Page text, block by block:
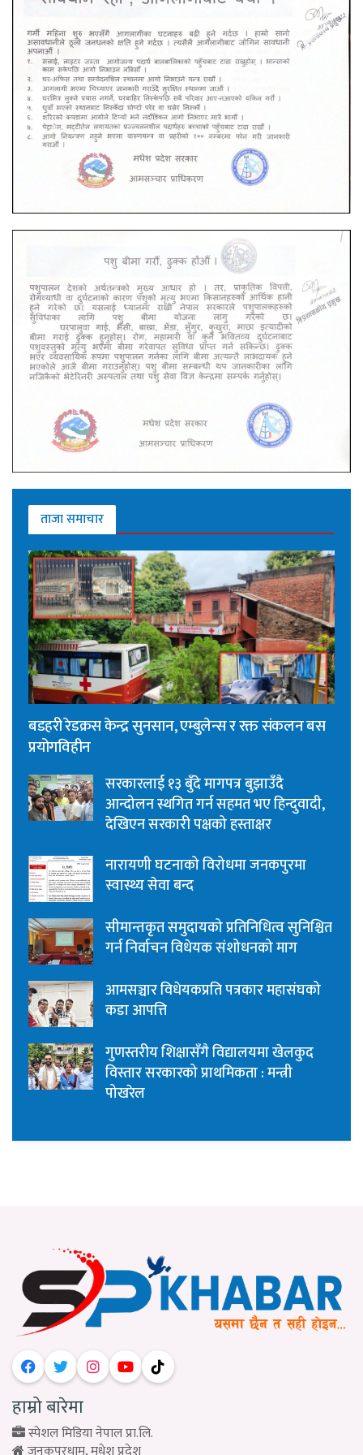
ताजा समाचार
बडहरी रेडक्रस केन्द्र सुनसान, एम्बुलेन्स र रक्त संकलन बस
प्रयोगविहीन
सरकारलाई १३ बुँदे मागपत्र बुझाउँदै
आन्दोलन स्थगित गर्न सहमत भए हिन्दुवादी,
देखिएन सरकारी पक्षको हस्ताक्षर
नारायणी घटनाको विरोधमा जनकपुरमा
स्वास्थ्य सेवा बन्द
सीमान्तकृत समुदायको प्रतिनिधित्व सुनिश्चित
गर्न निर्वाचन विधेयक संशोधनको माग
आमसञ्चार विधेयकप्रति पत्रकार महासंघको
कडा आपत्ति
गुणस्तरीय शिक्षासँगै विद्यालयमा खेलकुद
विस्तार सरकारको प्राथमिकता : मन्त्री
पोखरेल
हाम्रो बारेमा
स्पेशल मिडिया नेपाल प्रा.लि.